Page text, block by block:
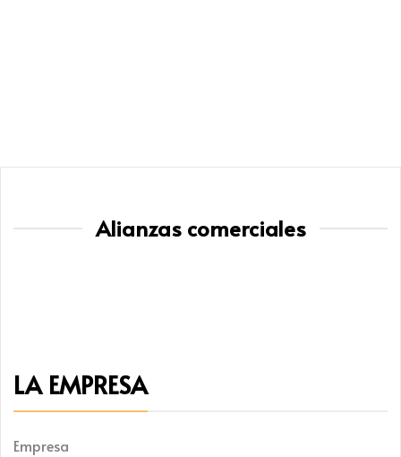
Alianzas comerciales
LA EMPRESA
Empresa